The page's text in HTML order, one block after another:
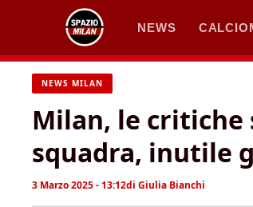
contenuto
NEWS
NEWS MILAN
Milan, le critiche
squadra, inutile
3 Marzo 2025 - 13:12di Giulia Bianchi